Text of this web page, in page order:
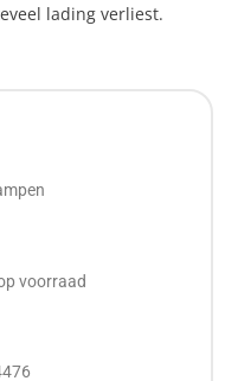
lading verliest.
voorraad